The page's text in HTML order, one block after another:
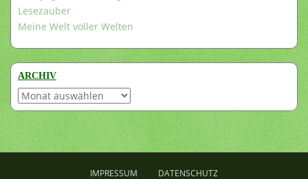
Lesezauber
Meine Welt voller Welten
ARCHIV
Archiv
IMPRESSUM DATENSCHUTZ